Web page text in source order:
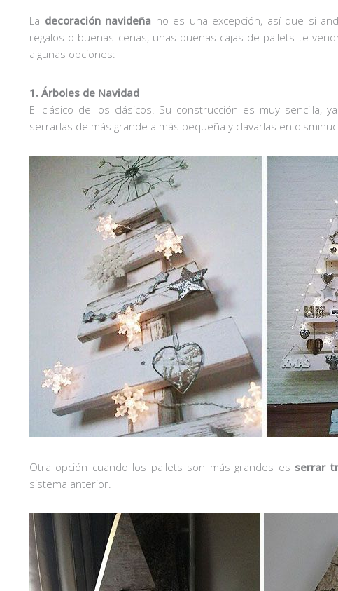
La decoración navideña no es una excepción, así que si
regalos o buenas cenas, unas buenas cajas de pallets te
algunas opciones:
1. Árboles de Navidad
El clásico de los clásicos. Su construcción es muy sencilla,
serrarlas de más grande a más pequeña y clavarlas en
Otra opción cuando los pallets son más grandes es serrar
sistema anterior.